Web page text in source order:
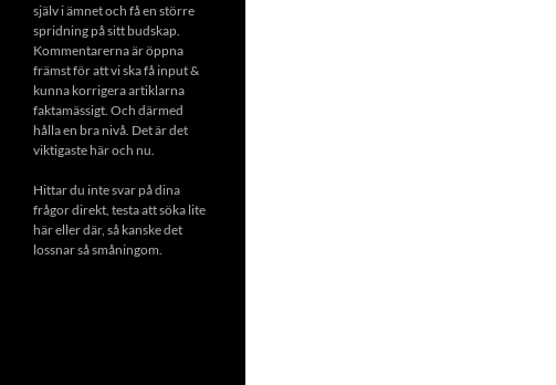
själv i ämnet och få en större
spridning på sitt budskap.
Kommentarerna är öppna
främst för att vi ska få input &
kunna korrigera artiklarna
faktamässigt. Och därmed
hålla en bra nivå. Det är det
viktigaste här och nu.
Hittar du inte svar på dina
frågor direkt, testa att söka lite
här eller där, så kanske det
lossnar så småningom.